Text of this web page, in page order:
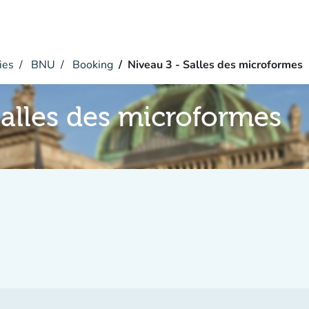
BNU Booking Niveau 3 - Salles des microformes
des microformes